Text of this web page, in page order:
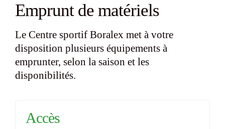
Emprunt de matériels
Le Centre sportif Boralex met à votre
disposition plusieurs équipements à
emprunter, selon la saison et les
disponibilités.
Accès